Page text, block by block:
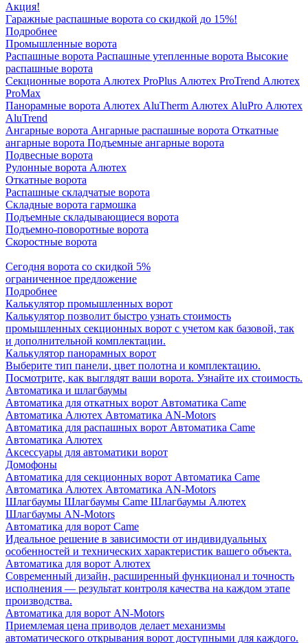
Акция!
Гаражные распашные ворота со скидкой до 15%!
Подробнее
Промышленные ворота
Распашные ворота Распашные утепленные ворота Высокие
распашные ворота
Секционные ворота Алютех ProPlus Алютех ProTrend Алютех
ProMax
Панорамные ворота Алютех AluTherm Алютех AluPro Алютех
AluTrend
Ангарные ворота Ангарные распашные ворота Откатные
ангарные ворота Подъемные ангарные ворота
Подвесные ворота
Рулонные ворота Алютех
Откатные ворота
Распашные складчатые ворота
Складные ворота гармошка
Подъемные складывающиеся ворота
Подъемно-поворотные ворота
Скоростные ворота
Сегодня ворота со скидкой 5%
ограниченное предложение
Подробнее
Калькулятор промышленных ворот
Калькулятор позволит быстро узнать стоимость
промышленных секционных ворот с учетом как базовой, так
и дополнительной комплектации.
Калькулятор панорамных ворот
Выберите тип панели, цвет полотна и комплектацию.
Посмотрите, как выглядят ваши ворота. Узнайте их стоимость.
Автоматика и шлагбаумы
Автоматика для откатных ворот Автоматика Came
Автоматика Алютех Автоматика AN-Motors
Автоматика для распашных ворот Автоматика Came
Автоматика Алютех
Аксессуары для автоматики ворот
Домофоны
Автоматика для секционных ворот Автоматика Came
Автоматика Алютех Автоматика AN-Motors
Шлагбаумы Шлагбаумы Came Шлагбаумы Алютех
Шлагбаумы AN-Motors
Автоматика для ворот Came
Идеальное решение в зависимости от индивидуальных
особенностей и технических характеристик вашего объекта.
Автоматика для ворот Алютех
Современный дизайн, расширенный функционал и точность
исполнения — результат контроля качества на каждом этапе
производства.
Автоматика для ворот AN-Motors
Приемлемая цена приводов делает механизмы
автоматического открывания ворот доступными для каждого.